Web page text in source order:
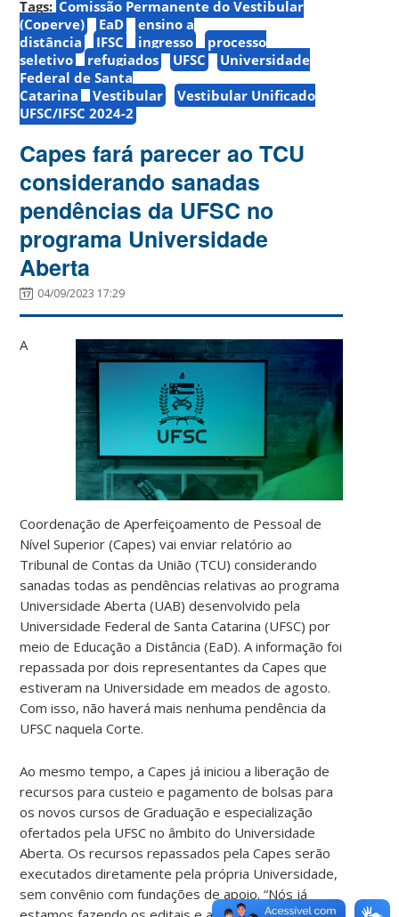
Tags: Comissão Permanente do Vestibular
(Coperve)
EaD
ensino a
distância
IFSC ingresso
processo
seletivo
refugiados UFSC
Universidade
Federal de Santa
Catarina
Vestibular
Vestibular Unificado
UFSC/IFSC 2024-2
Capes fará parecer ao TCU
considerando sanadas
pendências da UFSC no
programa Universidade
Aberta
04/09/2023 17:29
A
Coordenação de Aperfeiçoamento de Pessoal de
Nível Superior (Capes) vai enviar relatório ao
Tribunal de Contas da União (TCU) considerando
sanadas todas as pendências relativas ao programa
Universidade Aberta (UAB) desenvolvido pela
Universidade Federal de Santa Catarina (UFSC) por
meio de Educação a Distância (EaD). A informação foi
repassada por dois representantes da Capes que
estiveram na Universidade em meados de agosto.
Com isso, não haverá mais nenhuma pendência da
UFSC naquela Corte.
Ao mesmo tempo, a Capes já iniciou a liberação de
recursos para custeio e pagamento de bolsas para
os novos cursos de Graduação e especialização
ofertados pela UFSC no âmbito do Universidade
Aberta. Os recursos repassados pela Capes serão
executados diretamente pela própria Universidade,
sem convênio com fundações de apoio. “Nós já